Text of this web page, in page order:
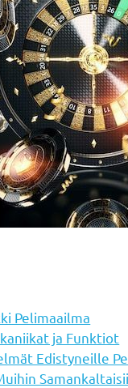
Pelimaailma
ja Funktiot
Edistyneille